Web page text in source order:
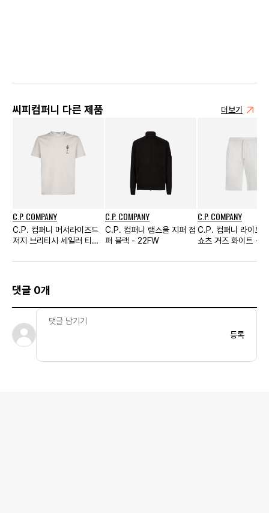
씨피컴퍼니 다른 제품 더보기
C.P. COMPANY
C.P. 컴퍼니 머서라이즈드
저지 브리티시 세일러 티셔
C.P. COMPANY
C.P. 컴퍼니 램스울 지퍼 점
퍼 블랙 - 22FW
C.P. COMPANY
C.P. 컴퍼니 라이트
쇼츠 거즈 화이트 -
댓글 0개
등록